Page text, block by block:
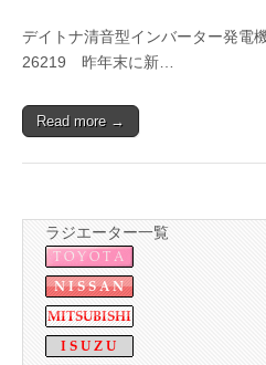
デイトナ清音型インバーター発
26219 昨年末に新…
Read more →
ラジエーター一覧